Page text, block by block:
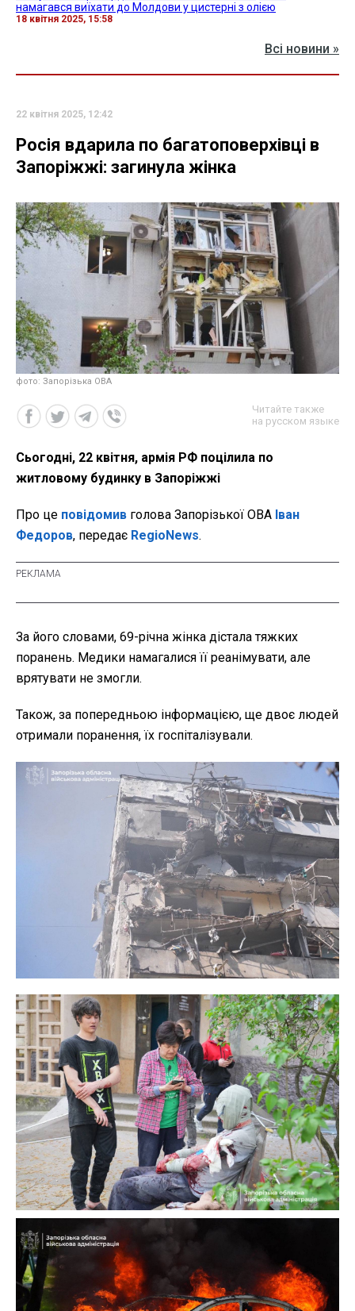
намагався виїхати до Молдови у цистерні з олією
18 квітня 2025, 15:58
Всі новини »
22 квітня 2025, 12:42
Росія вдарила по багатоповерхівці в
Запоріжжі: загинула жінка
фото: Запорізька ОВА
Читайте также
на русском языке
Сьогодні, 22 квітня, армія РФ поцілила по
житловому будинку в Запоріжжі
Про це повідомив голова Запорізької ОВА Іван
Федоров, передає RegioNews.
За його словами, 69-річна жінка дістала тяжких
поранень. Медики намагалися її реанімувати, але
врятувати не змогли.
Також, за попередньою інформацією, ще двоє людей
отримали поранення, їх госпіталізували.